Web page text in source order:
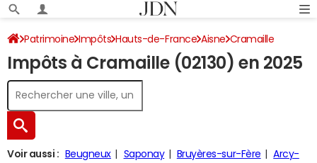
Patrimoine Impôts Hauts-de-France Aisne Cramaille
Impôt sur le revenu
Impôts à Cramaille (02130) en 2025
Voir aussi : Beugneux Saponay Bruyères-sur-Fère
Arcy-